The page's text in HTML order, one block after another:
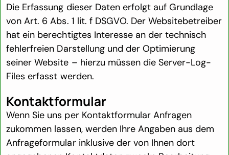
Die Erfassung dieser Daten erfolgt auf Grundlage
von Art. 6 Abs. 1 lit. f DSGVO. Der Websitebetreiber
hat ein berechtigtes Interesse an der technisch
fehlerfreien Darstellung und der Optimierung
seiner Website – hierzu müssen die Server-Log-
Files erfasst werden.
Kontaktformular
Wenn Sie uns per Kontaktformular Anfragen
zukommen lassen, werden Ihre Angaben aus dem
Anfrageformular inklusive der von Ihnen dort